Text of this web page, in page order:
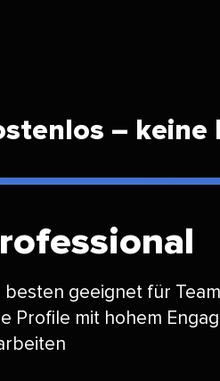
–
besten geeignet für
Profile mit hohem